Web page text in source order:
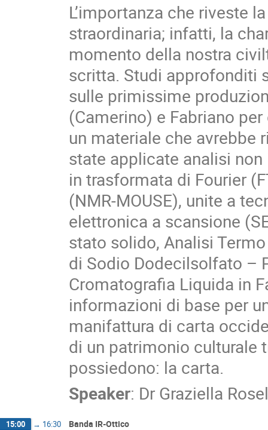
L’importanza che riveste
straordinaria; infatti, la
momento della nostra
scritta. Studi approfonditi
sulle primissime
(Camerino) e Fabriano
un materiale che avrebbe
state applicate analisi
in trasformata di Fourier
(NMR-MOUSE), unite a
elettronica a scansione
stato solido, Analisi
di Sodio Dodecilsolfato –
Cromatografia Liquida in
informazioni di base per
manifattura di carta
di un patrimonio culturale
possiedono: la carta.
Speaker: Dr Graziella
15:00 → 16:30 Banda IR-Ottico